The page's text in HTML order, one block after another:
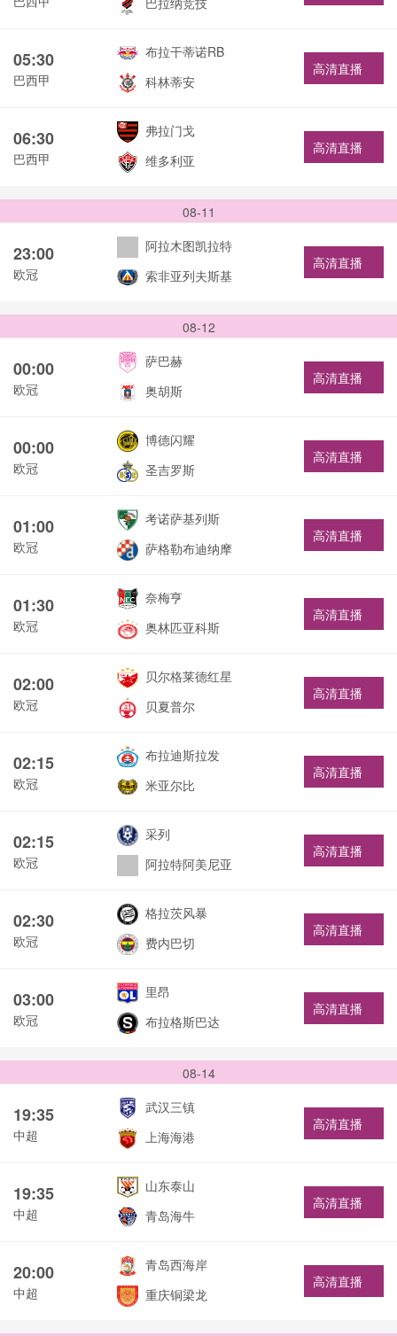
05:30
巴西甲
布拉干蒂诺RB
科林蒂安
高清直播
06:30
巴西甲
弗拉门戈
维多利亚
高清直播
08-11
23:00
欧冠
阿拉木图凯拉特
索非亚列夫斯基
高清直播
08-12
00:00
欧冠
萨巴赫
奥胡斯
高清直播
00:00
欧冠
博德闪耀
圣吉罗斯
高清直播
01:00
欧冠
考诺萨基列斯
萨格勒布迪纳摩
高清直播
01:30
欧冠
奈梅亨
奥林匹亚科斯
高清直播
02:00
欧冠
贝尔格莱德红星
贝夏普尔
高清直播
02:15
欧冠
布拉迪斯拉发
米亚尔比
高清直播
02:15
欧冠
采列
阿拉特阿美尼亚
高清直播
02:30
欧冠
格拉茨风暴
费内巴切
高清直播
03:00
欧冠
里昂
布拉格斯巴达
高清直播
08-14
19:35
中超
武汉三镇
上海海港
高清直播
19:35
中超
山东泰山
青岛海牛
高清直播
20:00
中超
青岛西海岸
重庆铜梁龙
高清直播